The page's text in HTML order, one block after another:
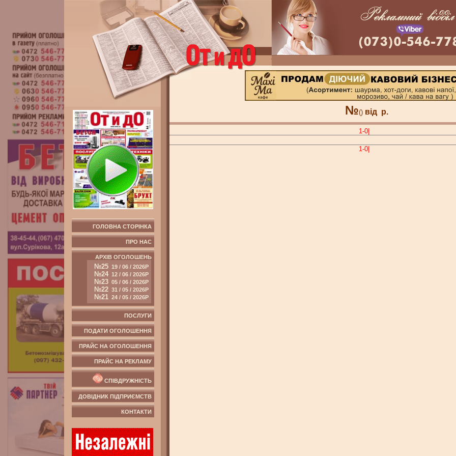
ГОЛОВНА СТОРІНКА
ПРО НАС
АРХІВ ОГОЛОШЕНЬ
№25 19 / 06 / 2026Р
№24 12 / 06 / 2026Р
№23 05 / 06 / 2026Р
№22 31 / 05 / 2026Р
№21 24 / 05 / 2026Р
ПОСЛУГИ
ПОДАТИ ОГОЛОШЕННЯ
ПРАЙС НА ОГОЛОШЕННЯ
ПРАЙС НА РЕКЛАМУ
СПІВДРУЖНІСТЬ
ДОВІДНИК ПІДПРИЄМСТВ
КОНТАКТИ
№() від р.
1-0|
1-0|